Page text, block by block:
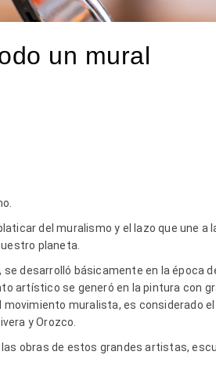
un mural
del muralismo y el lazo que une a
planeta.
desarrolló básicamente en la época
artístico se generó en la pintura con
movimiento muralista, es considerado
y Orozco.
obras de estos grandes artistas,